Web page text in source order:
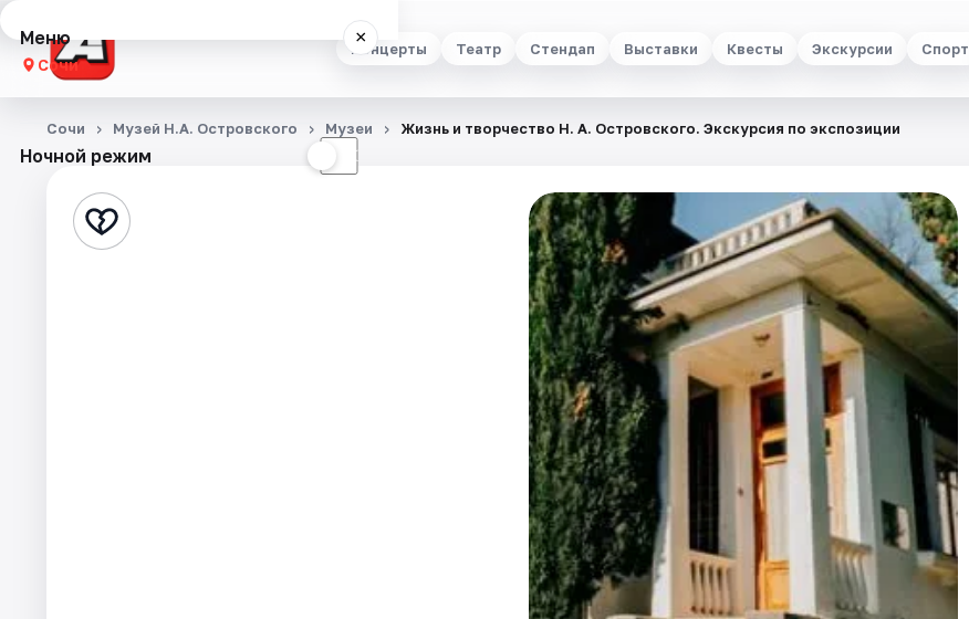
Концерты Театр Стендап Выставки Квесты Экскурсии Спорт
Меню ×
Сочи
Концерты
Стендап
Ночной режим ☾
Сочи Музей Н.А. Островского Музеи Жизнь и творчество Н. А. Островского. Экскурсия по экспозиции